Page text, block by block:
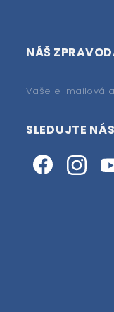
NÁŠ
SLEDUJTE NÁS